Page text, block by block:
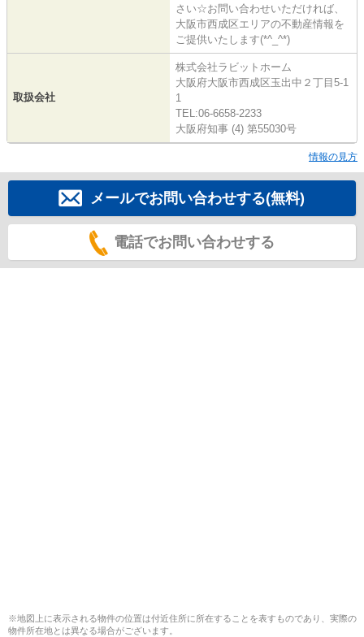
さい☆お問い合わせいただければ、
大阪市西成区エリアの不動産情報を
ご提供いたします(*^_^*)
取扱会社
株式会社ラビットホーム
大阪府大阪市西成区玉出中２丁目5-1
1
TEL:06-6658-2233
大阪府知事 (4) 第55030号
情報の見方
メールでお問い合わせする(無料)
電話でお問い合わせする
※地図上に表示される物件の位置は付近住所に所在することを表すものであり、実際の
物件所在地とは異なる場合がございます。